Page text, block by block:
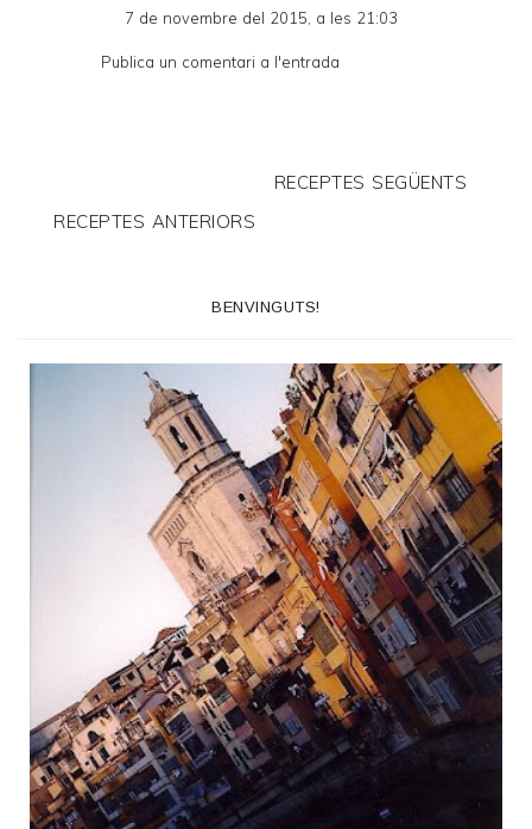
7 de novembre del 2015, a les 21:03
Publica un comentari a l'entrada
RECEPTES SEGÜENTS
RECEPTES ANTERIORS
BENVINGUTS!